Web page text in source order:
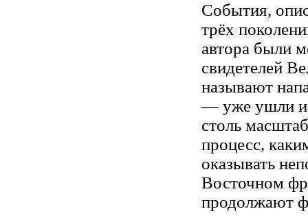
События,
трёх
автора были
свидетелей
называют
— уже ушли из
столь
процесс,
оказывать
Восточном
продолжают